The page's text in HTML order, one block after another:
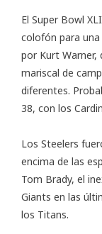
El Super Bowl
colofón para
por Kurt Warner,
mariscal de
diferentes.
38, con los
Los Steelers
encima de las
Tom Brady, el
Giants en las
los Titans.